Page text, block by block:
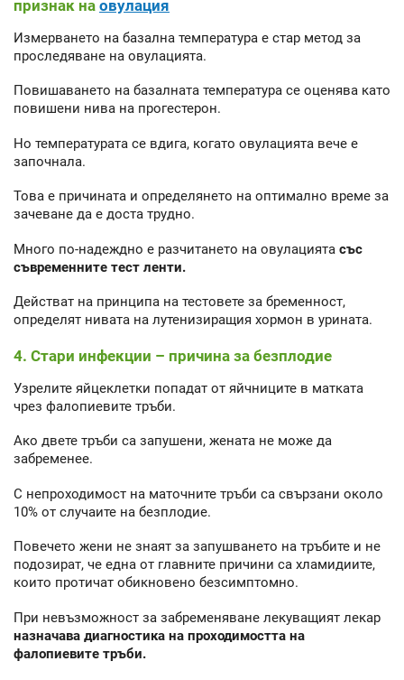
признак на овулация
Измерването на базална температура е стар метод за
проследяване на овулацията.
Повишаването на базалната температура се оценява като
повишени нива на прогестерон.
Но температурата се вдига, когато овулацията вече е
започнала.
Това е причината и определянето на оптимално време за
зачеване да е доста трудно.
Много по-надеждно е разчитането на овулацията със
съвременните тест ленти.
Действат на принципа на тестовете за бременност,
определят нивата на лутенизиращия хормон в урината.
4. Стари инфекции – причина за безплодие
Узрелите яйцеклетки попадат от яйчниците в матката
чрез фалопиевите тръби.
Ако двете тръби са запушени, жената не може да
забременее.
С непроходимост на маточните тръби са свързани около
10% от случаите на безплодие.
Повечето жени не знаят за запушването на тръбите и не
подозират, че една от главните причини са хламидиите,
които протичат обикновено безсимптомно.
При невъзможност за забременяване лекуващият лекар
назначава диагностика на проходимостта на
фалопиевите тръби.